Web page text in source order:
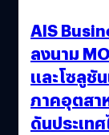
AIS
ลงนาม
และโซลูชั
ภาคอุตสา
ดันประเท